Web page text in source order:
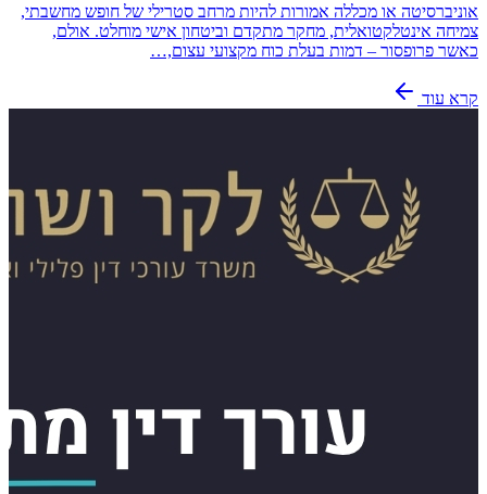
אוניברסיטה או מכללה אמורות להיות מרחב סטרילי של חופש מחשבתי,
צמיחה אינטלקטואלית, מחקר מתקדם וביטחון אישי מוחלט. אולם,
כאשר פרופסור – דמות בעלת כוח מקצועי עצום,…
קרא עוד